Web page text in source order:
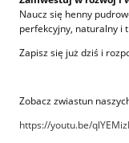
Naucz się henny
perfekcyjny, naturalny i
Zapisz się już dziś i
Zobacz zwiastun
https://youtu.be/